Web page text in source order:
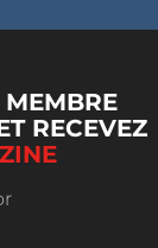
RECEVEZ